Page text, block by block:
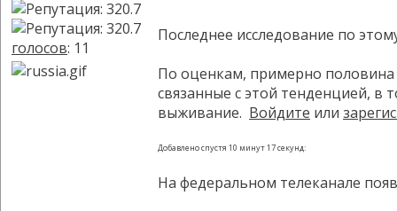
голосов: 11
Последнее исследование по
По оценкам, примерно половина
связанные с этой тенденцией, в
выживание. Войдите или
Добавлено спустя 10 минут 17 секунд:
На федеральном телеканале